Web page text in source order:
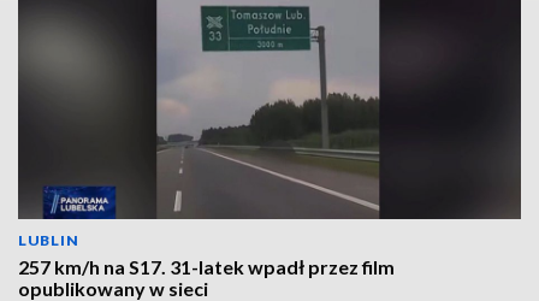
LUBLIN
257 km/h na S17. 31-latek wpadł przez film
opublikowany w sieci